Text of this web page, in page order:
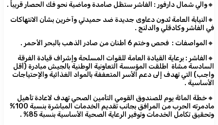
🔸والي شمال دارفور : الفاشر ستظل صامدة وماضية نحو فك الحصار قريباً .
🔸النيابة العامة تُدون دعاوى جديدة ضد حميدتي وآخرين بشأن الانتهاكات
في الفاشر وكادقلي والدلنج .
🔸المواصفات : فحص وختم 6 أطنان من صادر الذهب بالبحر الأحمر .
🔸الفاشر : برعاية القيادة العامة للقوات المسلحة وإشراف قيادة الفرقة
السادسة مشاة اطلقت المؤسسة التعاونية الوطنية بالجيش مبادرة (أقل
واجب) التي تهدف إلى دعم الأسر المتعففة بالمواد الغذائية والإحتياجات
الأساسية .
🔸خطة المائة يوم للصندوق القومي التأمين الصحي تهدف لاعادة تأهيل
مادمرته الحرب من المرافق بجانب تقديم الخدمات المباشرة بنسبة 100%
وتحقيق تكامل الخدمات وتوفير الرعاية الصحية الأساسية بنسبة 85% .